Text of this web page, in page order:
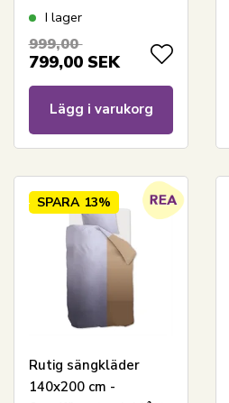
- Minte Oyster
I lager
999,00
799,00 SEK
Lägg i varukorg
SPARA 13%
Rutig sängkläder
140x200 cm -